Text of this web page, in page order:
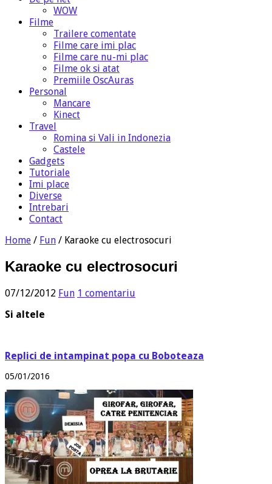
WOW
Filme
Trailere comentate
Filme care imi plac
Filme care nu-mi plac
Filme ok si atat
Premiile OscAuras
Personal
Mancare
Kinect
Travel
Romina si Vali in Indonezia
Castele
Gadgets
Tutoriale
Imi place
Diverse
Intrebari
Contact
Home / Fun / Karaoke cu electrosocuri
Karaoke cu electrosocuri
07/12/2012 Fun 1 comentariu
Si altele
Replici de intampinat popa cu Boboteaza
05/01/2016